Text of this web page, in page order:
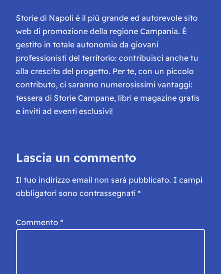
Storie di Napoli è il più grande ed autorevole sito
web di promozione della regione Campania. È
gestito in totale autonomia da giovani
professionisti del territorio: contribuisci anche tu
alla crescita del progetto. Per te, con un piccolo
contributo, ci saranno numerosissimi vantaggi:
tessera di Storie Campane, libri e magazine gratis
e inviti ad eventi esclusivi!
Lascia un commento
Il tuo indirizzo email non sarà pubblicato. I campi
obbligatori sono contrassegnati *
Commento *